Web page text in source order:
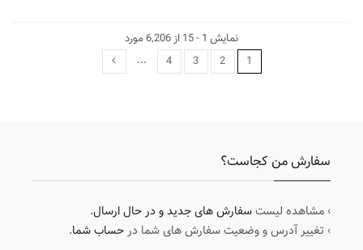
نمایش 1 - 15 از 6,206 مورد
...
4 3 2 1
سفارش من کجاست؟
› مشاهده لیستسفارش های جدید و در حال ارسال.
› تغییر آدرس و وضعیت سفارش های شما درحساب شما.